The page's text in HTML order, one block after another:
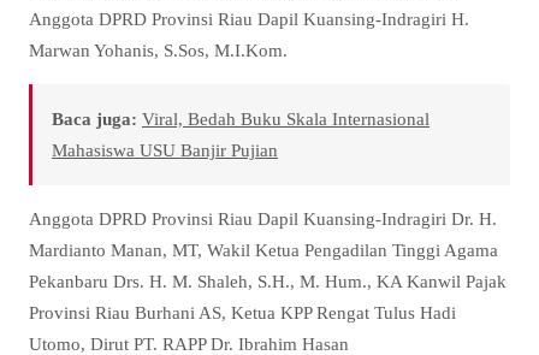
Anggota DPRD Provinsi Riau Dapil Kuansing-Indragiri H.
Marwan Yohanis, S.Sos, M.I.Kom.
Baca juga: Viral, Bedah Buku Skala Internasional
Mahasiswa USU Banjir Pujian
Anggota DPRD Provinsi Riau Dapil Kuansing-Indragiri Dr. H.
Mardianto Manan, MT, Wakil Ketua Pengadilan Tinggi Agama
Pekanbaru Drs. H. M. Shaleh, S.H., M. Hum., KA Kanwil Pajak
Provinsi Riau Burhani AS, Ketua KPP Rengat Tulus Hadi
Utomo, Dirut PT. RAPP Dr. Ibrahim Hasan